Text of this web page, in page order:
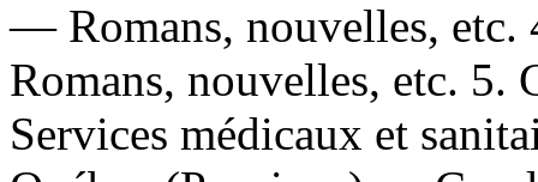
— Romans, nouvelles,
Romans, nouvelles, etc.
Services médicaux et